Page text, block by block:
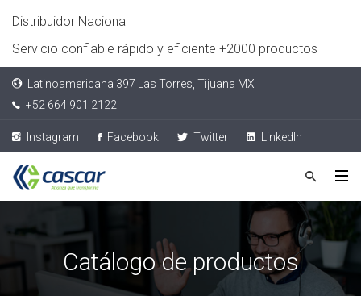
Distribuidor Nacional
Servicio confiable rápido y eficiente +2000 productos
Latinoamericana 397 Las Torres, Tijuana MX
+52 664 901 2122
Instagram Facebook Twitter LinkedIn
Catálogo de productos